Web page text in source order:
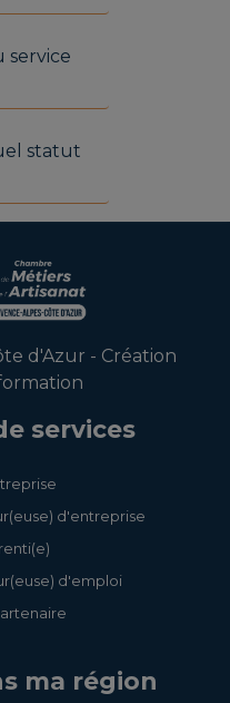
service
statut
d'Azur - Création
services
d'entreprise
d'emploi
ma région